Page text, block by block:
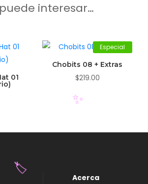
interesar…
01
Especial
Chobits 08 + Extras
$219.00
Acerca
✨